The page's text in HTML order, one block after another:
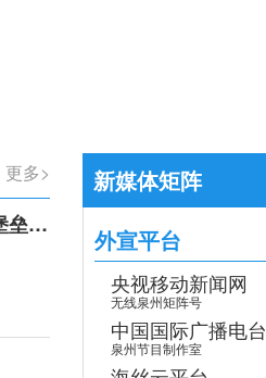
更多>
开
新媒体矩阵
外宣平台
央视移动新闻网
无线泉州矩阵号
中国国际广播电台
泉州节目制作室